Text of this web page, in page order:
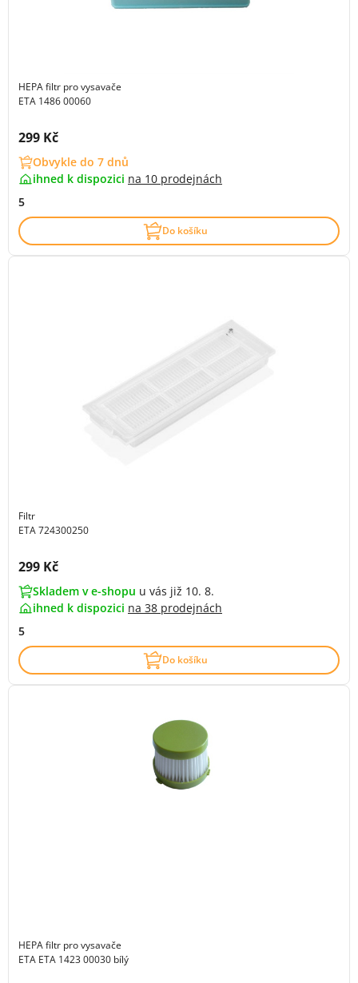
HEPA filtr pro vysavače
ETA 1486 00060
Cena s DPH:
299 Kč
Obvykle do 7 dnů
ihned k dispozici na 10 prodejnách
5
Do košíku
Filtr
ETA 724300250
Cena s DPH:
299 Kč
Skladem v e-shopu u vás již 10. 8.
ihned k dispozici na 38 prodejnách
5
Do košíku
HEPA filtr pro vysavače
ETA ETA 1423 00030 bílý